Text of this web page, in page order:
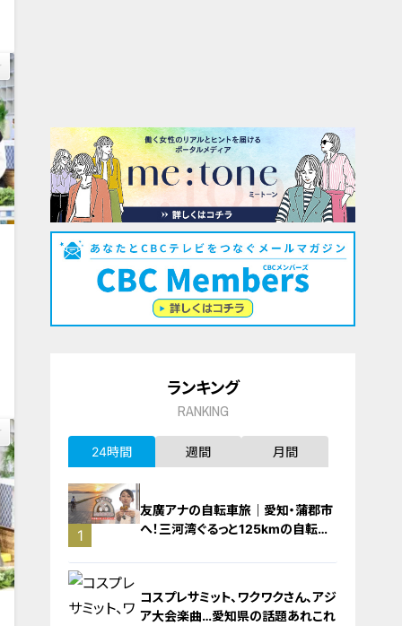
ランキング
RANKING
24時間 週間 月間
1
友廣アナの自転車旅｜愛知・蒲郡市
へ！三河湾ぐるっと125kmの自転車
コスプレサミット、ワクワクさん、アジ
ア大会楽曲…愛知県の話題あれこれ